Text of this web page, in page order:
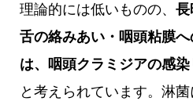
理論的には低いものの、 長
舌の絡みあい・咽頭粘膜
は、咽頭クラミジアの感
と考えられています。淋